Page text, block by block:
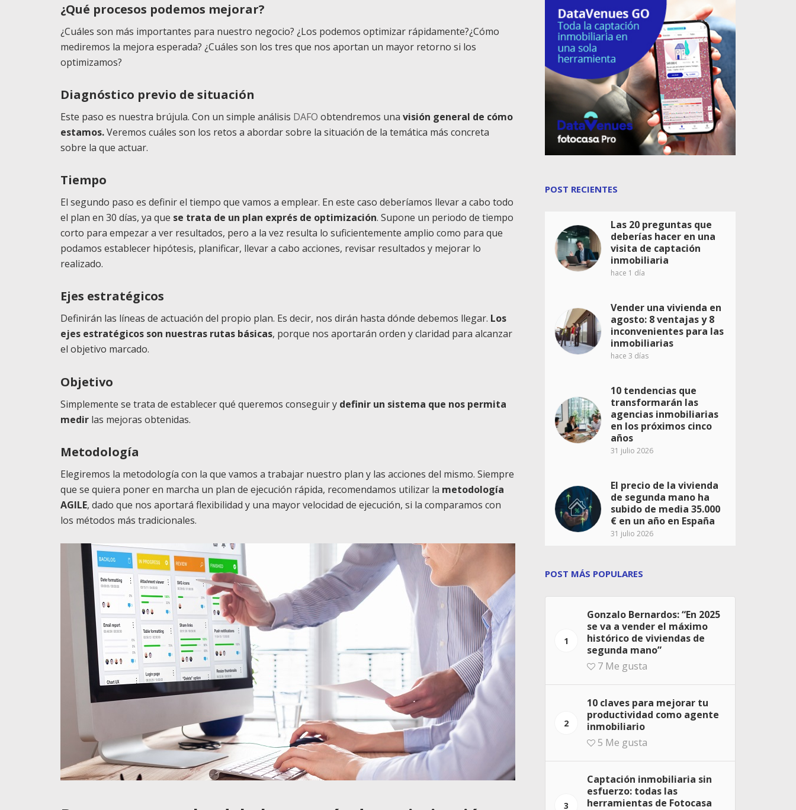
¿Qué procesos podemos mejorar?
¿Cuáles son más importantes para nuestro negocio? ¿Los podemos optimizar rápidamente?¿Cómo
mediremos la mejora esperada? ¿Cuáles son los tres que nos aportan un mayor retorno si los
optimizamos?
Diagnóstico previo de situación
Este paso es nuestra brújula. Con un simple análisis DAFO obtendremos una visión general de cómo
estamos.Veremos cuáles son los retos a abordar sobre la situación de la temática más concreta
sobre la que actuar.
Tiempo
El segundo paso es definir el tiempo que vamos a emplear. En este caso deberíamos llevar a cabo todo
el plan en 30 días, ya que se trata de un plan exprés de optimización. Supone un periodo de tiempo
corto para empezar a ver resultados, pero a la vez resulta lo suficientemente amplio como para que
podamos establecer hipótesis, planificar, llevar a cabo acciones, revisar resultados y mejorar lo
realizado.
Ejes estratégicos
Definirán las líneas de actuación del propio plan. Es decir, nos dirán hasta dónde debemos llegar. Los
ejes estratégicos son nuestras rutas básicas, porque nos aportarán orden y claridad para alcanzar
el objetivo marcado.
Objetivo
Simplemente se trata de establecer qué queremos conseguir y definir un sistema que nos permita
medir las mejoras obtenidas.
Metodología
Elegiremos la metodología con la que vamos a trabajar nuestro plan y las acciones del mismo. Siempre
que se quiera poner en marcha un plan de ejecución rápida, recomendamos utilizar la metodología
AGILE, dado que nos aportará flexibilidad y una mayor velocidad de ejecución, si la comparamos con
los métodos más tradicionales.
POST RECIENTES
Las 20 preguntas que
deberías hacer en una
visita de captación
inmobiliaria
hace 1 día
Vender una vivienda en
agosto: 8 ventajas y 8
inconvenientes para las
inmobiliarias
hace 3 días
10 tendencias que
transformarán las
agencias inmobiliarias
en los próximos cinco
años
31 julio 2026
El precio de la vivienda
de segunda mano ha
subido de media 35.000
€ en un año en España
31 julio 2026
POST MÁS POPULARES
1
Gonzalo Bernardos: “En 2025
se va a vender el máximo
histórico de viviendas de
segunda mano”
7 Me gusta
2
10 claves para mejorar tu
productividad como agente
inmobiliario
5 Me gusta
3
Captación inmobiliaria sin
esfuerzo: todas las
herramientas de Fotocasa